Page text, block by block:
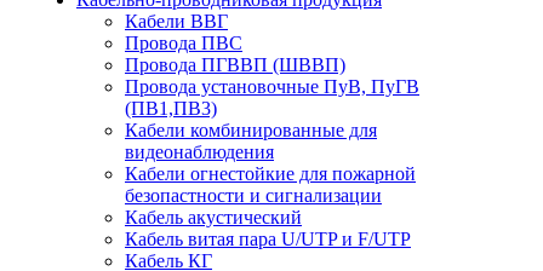
Кабели ВВГ
Провода ПВС
Провода ПГВВП (ШВВП)
Провода установочные ПуВ, ПуГВ
(ПВ1,ПВ3)
Кабели комбинированные для
видеонаблюдения
Кабели огнестойкие для пожарной
безопастности и сигнализации
Кабель акустический
Кабель витая пара U/UTP и F/UTP
Кабель КГ